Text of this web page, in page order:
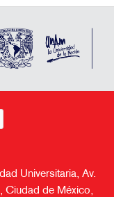
Universitaria, Av.
Ciudad de México,